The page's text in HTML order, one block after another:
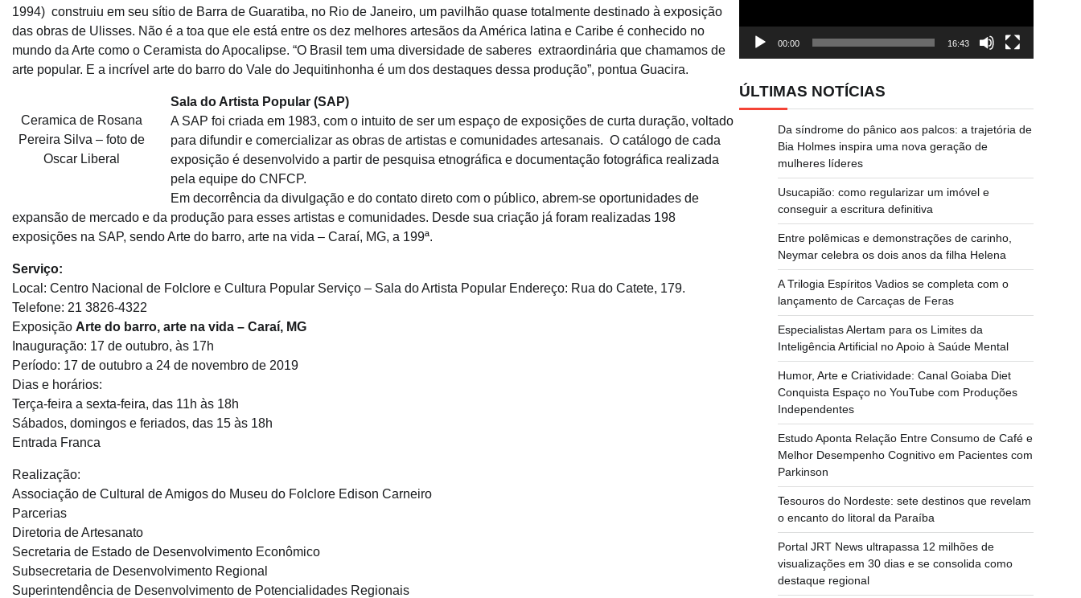
1994) construiu em seu sítio de Barra de Guaratiba, no Rio de Janeiro, um pavilhão quase totalmente destinado à exposição
das obras de Ulisses. Não é a toa que ele está entre os dez melhores artesãos da América latina e Caribe é conhecido no
mundo da Arte como o Ceramista do Apocalipse. “O Brasil tem uma diversidade de saberes extraordinária que chamamos de
arte popular. E a incrível arte do barro do Vale do Jequitinhonha é um dos destaques dessa produção”, pontua Guacira.
Ceramica de Rosana
Pereira Silva – foto de
Oscar Liberal
Sala do Artista Popular (SAP)
A SAP foi criada em 1983, com o intuito de ser um espaço de exposições de curta duração, voltado
para difundir e comercializar as obras de artistas e comunidades artesanais. O catálogo de cada
exposição é desenvolvido a partir de pesquisa etnográfica e documentação fotográfica realizada
pela equipe do CNFCP.
Em decorrência da divulgação e do contato direto com o público, abrem-se oportunidades de
expansão de mercado e da produção para esses artistas e comunidades. Desde sua criação já foram realizadas 198
exposições na SAP, sendo Arte do barro, arte na vida – Caraí, MG, a 199ª.
Serviço:
Local: Centro Nacional de Folclore e Cultura Popular Serviço – Sala do Artista Popular Endereço: Rua do Catete, 179.
Telefone: 21 3826-4322
Exposição Arte do barro, arte na vida – Caraí, MG
Inauguração: 17 de outubro, às 17h
Período: 17 de outubro a 24 de novembro de 2019
Dias e horários:
Terça-feira a sexta-feira, das 11h às 18h
Sábados, domingos e feriados, das 15 às 18h
Entrada Franca
Realização:
Associação de Cultural de Amigos do Museu do Folclore Edison Carneiro
Parcerias
Diretoria de Artesanato
Secretaria de Estado de Desenvolvimento Econômico
Subsecretaria de Desenvolvimento Regional
Superintendência de Desenvolvimento de Potencialidades Regionais
00:00 16:43
ÚLTIMAS NOTÍCIAS
Da síndrome do pânico aos palcos: a trajetória de
Bia Holmes inspira uma nova geração de
mulheres líderes
Usucapião: como regularizar um imóvel e
conseguir a escritura definitiva
Entre polêmicas e demonstrações de carinho,
Neymar celebra os dois anos da filha Helena
A Trilogia Espíritos Vadios se completa com o
lançamento de Carcaças de Feras
Especialistas Alertam para os Limites da
Inteligência Artificial no Apoio à Saúde Mental
Humor, Arte e Criatividade: Canal Goiaba Diet
Conquista Espaço no YouTube com Produções
Independentes
Estudo Aponta Relação Entre Consumo de Café e
Melhor Desempenho Cognitivo em Pacientes com
Parkinson
Tesouros do Nordeste: sete destinos que revelam
o encanto do litoral da Paraíba
Portal JRT News ultrapassa 12 milhões de
visualizações em 30 dias e se consolida como
destaque regional